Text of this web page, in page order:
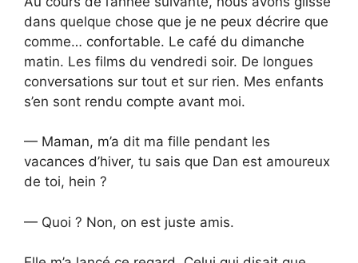
dans quelque chose que je ne peux décrire que
comme… confortable. Le café du dimanche
matin. Les films du vendredi soir. De longues
conversations sur tout et sur rien. Mes enfants
s’en sont rendu compte avant moi.
— Maman, m’a dit ma fille pendant les
vacances d’hiver, tu sais que Dan est amoureux
de toi, hein ?
— Quoi ? Non, on est juste amis.